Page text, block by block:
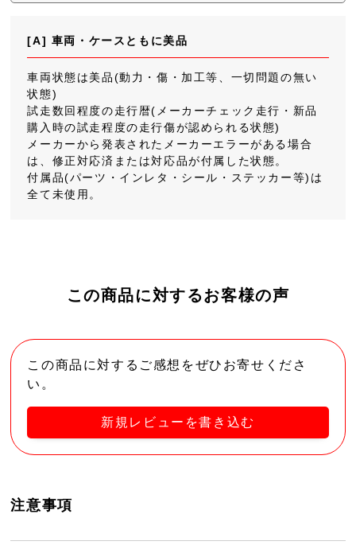
[A] 車両・ケースともに美品
車両状態は美品(動力・傷・加工等、一切問題の無い
状態)
試走数回程度の走行暦(メーカーチェック走行・新品
購入時の試走程度の走行傷が認められる状態)
メーカーから発表されたメーカーエラーがある場合
は、修正対応済または対応品が付属した状態。
付属品(パーツ・インレタ・シール・ステッカー等)は
全て未使用。
この商品に対するお客様の声
この商品に対するご感想をぜひお寄せくださ
い。
新規レビューを書き込む
注意事項